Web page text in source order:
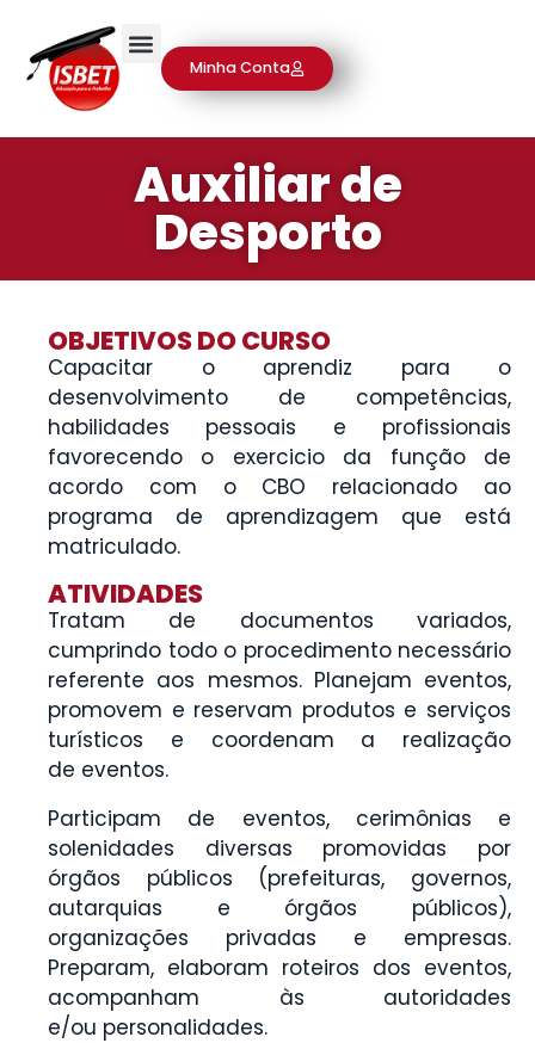
Minha Conta
Auxiliar de
Desporto
OBJETIVOS DO CURSO
Capacitar o aprendiz para o
desenvolvimento de competências,
habilidades pessoais e profissionais
favorecendo o exercicio da função de
acordo com o CBO relacionado ao
programa de aprendizagem que está
matriculado.
ATIVIDADES
Tratam de documentos variados,
cumprindo todo o procedimento necessário
referente aos mesmos. Planejam eventos,
promovem e reservam produtos e serviços
turísticos e coordenam a realização
de eventos.
Participam de eventos, cerimônias e
solenidades diversas promovidas por
órgãos públicos (prefeituras, governos,
autarquias e órgãos públicos),
organizações privadas e empresas.
Preparam, elaboram roteiros dos eventos,
acompanham às autoridades
e/ou personalidades.